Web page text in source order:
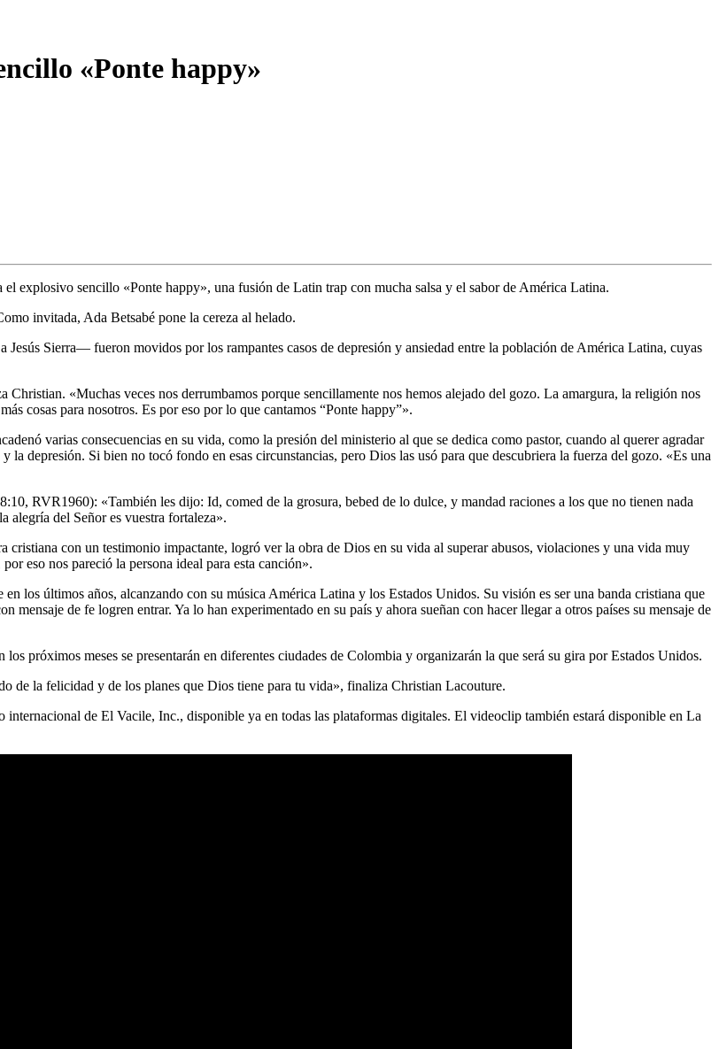
«Ponte happy»
explosivo sencillo «Ponte happy», una fusión de Latin trap con mucha salsa y el sabor de América Latina.
invitada, Ada Betsabé pone la cereza al helado.
Sierra— fueron movidos por los rampantes casos de depresión y ansiedad entre la población de América Latina, cuyas
«Muchas veces nos derrumbamos porque sencillamente nos hemos alejado del gozo. La amargura, la religión nos
cosas para nosotros. Es por eso por lo que cantamos “Ponte happy”».
varias consecuencias en su vida, como la presión del ministerio al que se dedica como pastor, cuando al querer agradar
la depresión. Si bien no tocó fondo en esas circunstancias, pero Dios las usó para que descubriera la fuerza del gozo. «Es una
RVR1960): «También les dijo: Id, comed de la grosura, bebed de lo dulce, y mandad raciones a los que no tienen nada
alegría del Señor es vuestra fortaleza».
con un testimonio impactante, logró ver la obra de Dios en su vida al superar abusos, violaciones y una vida muy
eso nos pareció la persona ideal para esta canción».
los últimos años, alcanzando con su música América Latina y los Estados Unidos. Su visión es ser una banda cristiana que
de fe logren entrar. Ya lo han experimentado en su país y ahora sueñan con hacer llegar a otros países su mensaje de
próximos meses se presentarán en diferentes ciudades de Colombia y organizarán la que será su gira por Estados Unidos.
de la felicidad y de los planes que Dios tiene para tu vida», finaliza Christian Lacouture.
de El Vacile, Inc., disponible ya en todas las plataformas digitales. El videoclip también estará disponible en La